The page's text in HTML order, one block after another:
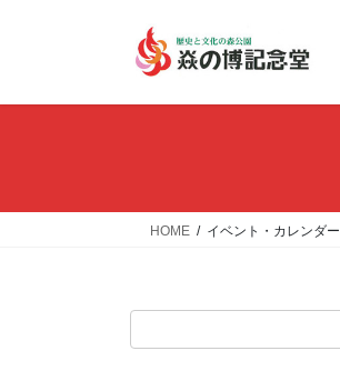
HOME イベント・カレンダー